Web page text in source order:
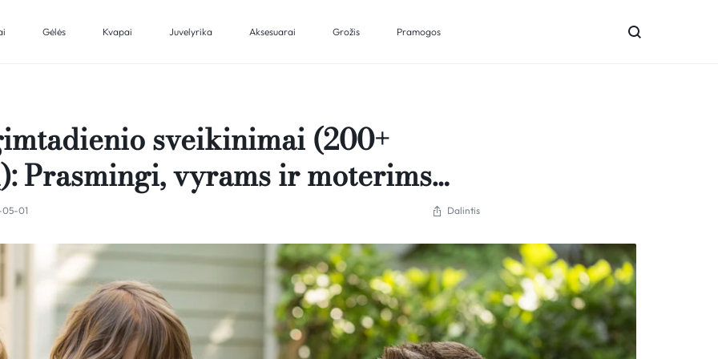
Gėlės Kvapai Juvelyrika Aksesuarai Grožis Pramogos
sveikinimai (200+
Prasmingi, vyrams ir moterims…
05-01 Dalintis